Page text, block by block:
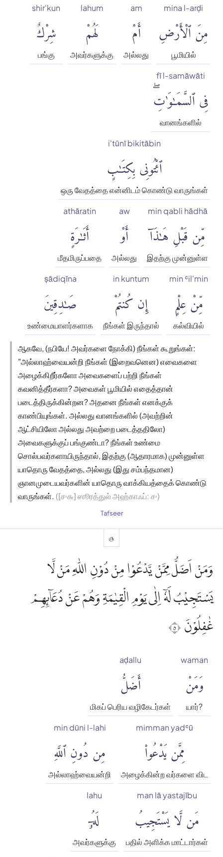
mina l-arḍi
مِنَ ٱلْأَرْضِ
பூமியில்
am
أَمْ
அல்லது
lahum
لَهُمْ
அவர்களுக்கு
shir'kun
شِرْكٌ
பங்கு
fī l-samāwāti
فِى ٱلسَّمَٰوَٰتِۖ
வானங்களில்
i'tūnī bikitābin
ٱئْتُونِى بِكِتَٰبٍ
ஒரு வேதத்தை என்னிடம் கொண்டு வாருங்கள்
min qabli hādhā
مِّن قَبْلِ هَٰذَآ
இதற்கு முன்னுள்ள
aw
أَوْ
அல்லது
athāratin
أَثَٰرَةٍ
மீதமிருப்பதை
min ʿil'min
مِّنْ عِلْمٍ
கல்வியில்
in kuntum
إِن كُنتُمْ
நீங்கள் இருந்தால்
ṣādiqīna
صَٰدِقِينَ
உண்மையாளர்களாக
ஆகவே, (நபியே! அவர்களை நோக்கி) நீங்கள் கூறுங்கள்:
"அல்லாஹ்வையன்றி நீங்கள் (இறைவனென) எவைகளை
அழைக்கிறீர்களோ அவைகளைப் பற்றி நீங்கள்
கவனித்தீர்களா? அவைகள் பூமியில் எதைத்தான்
படைத்திருக்கின்றன? அதனை நீங்கள் எனக்குக்
காண்பியுங்கள். அல்லது வானங்களில் (அவற்றின்
ஆட்சியிலோ அல்லது அவற்றை படைத்ததிலோ)
அவைகளுக்குப் பங்குண்டா? நீங்கள் உண்மை
சொல்பவர்களாயிருந்தால், இதற்கு (ஆதாரமாக) முன்னுள்ள
யாதொரு வேதத்தை, அல்லது (இது சம்பந்தமான)
ஞானமுடையவர்களின் யாதொரு வாக்கியத்தைக் கொண்டு
வாருங்கள். ([௪௬] ஸூரத்துல் அஹ்காஃப்: ௪)
Tafseer
௫
وَمَنْ اَضَلُّ مِمَّنْ يَّدْعُوْا مِنْ دُوْنِ اللّٰهِ مَنْ لَّا
يَسْتَجِيْبُ لَهٗٓ اِلٰى يَوْمِ الْقِيٰمَةِ وَهُمْ عَنْ دُعَاۤىِٕهِمْ
غٰفِلُوْنَ ٥
waman
وَمَنْ
யார்?
aḍallu
أَضَلُّ
மிகப் பெரிய வழிகேடர்கள்
mimman yadʿū
مِمَّن يَدْعُوا۟
அழைக்கின்ற வர்களை விட
min dūni l-lahi
مِن دُونِ ٱللَّهِ
அல்லாஹ்வையன்றி
man lā yastajību
مَن لَّا يَسْتَجِيبُ
பதில் அளிக்க மாட்டார்கள்
lahu
لَهُۥٓ
அவர்களுக்கு